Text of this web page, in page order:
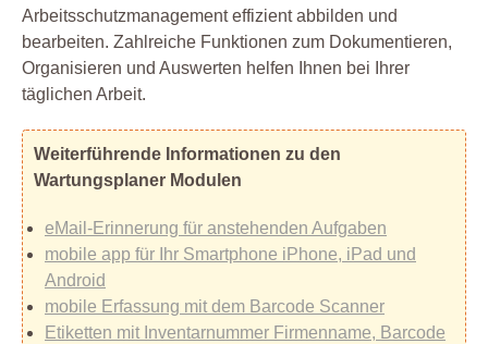
Arbeitsschutzmanagement effizient abbilden und
bearbeiten. Zahlreiche Funktionen zum Dokumentieren,
Organisieren und Auswerten helfen Ihnen bei Ihrer
täglichen Arbeit.
Weiterführende Informationen zu den
Wartungsplaner Modulen
eMail-Erinnerung für anstehenden Aufgaben
mobile app für Ihr Smartphone iPhone, iPad und
Android
mobile Erfassung mit dem Barcode Scanner
Etiketten mit Inventarnummer Firmenname, Barcode